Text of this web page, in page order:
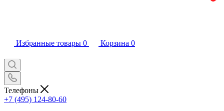
Избранные товары 0 Корзина 0
Телефоны
+7 (495) 124-80-60